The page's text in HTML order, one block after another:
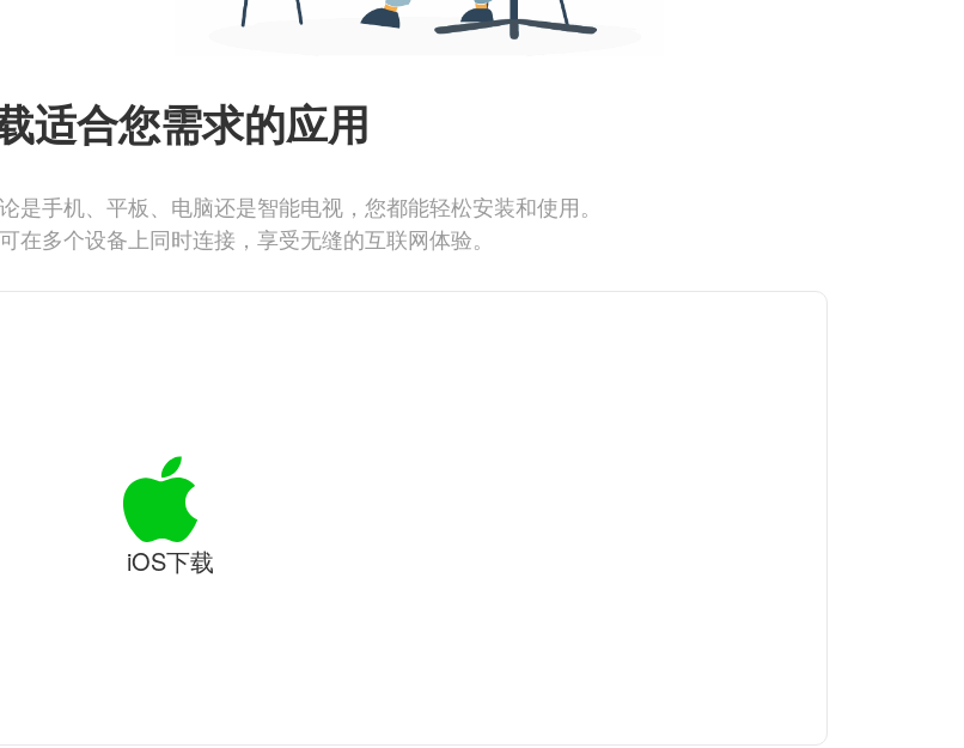
适合您需求的应用
是手机、平板、电脑还是智能电视，您都能轻松安装和使用。
在多个设备上同时连接，享受无缝的互联网体验。
iOS下载